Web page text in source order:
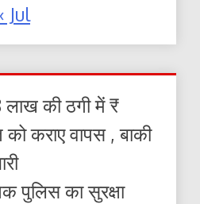
Jul
की ठगी में ₹
कराए वापस , बाकी
पुलिस का सुरक्षा